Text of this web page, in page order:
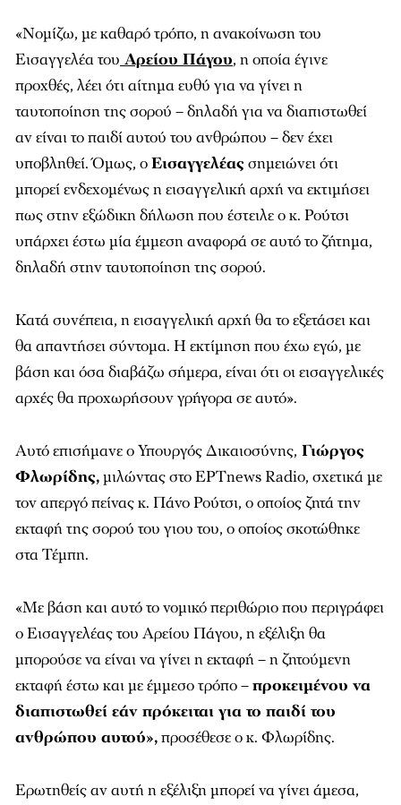
«Νομίζω, με καθαρό τρόπο, η ανακοίνωση του
Εισαγγελέα του Αρείου Πάγου, η οποία έγινε
προχθές, λέει ότι αίτημα ευθύ για να γίνει η
ταυτοποίηση της σορού – δηλαδή για να διαπιστωθεί
αν είναι το παιδί αυτού του ανθρώπου – δεν έχει
υποβληθεί. Όμως, οΕισαγγελέαςσημειώνει ότι
μπορεί ενδεχομένως η εισαγγελική αρχή να εκτιμήσει
πως στην εξώδικη δήλωση που έστειλε ο κ. Ρούτσι
υπάρχει έστω μία έμμεση αναφορά σε αυτό το ζήτημα,
δηλαδή στην ταυτοποίηση της σορού.
Κατά συνέπεια, η εισαγγελική αρχή θα το εξετάσει και
θα απαντήσει σύντομα. Η εκτίμηση που έχω εγώ, με
βάση και όσα διαβάζω σήμερα, είναι ότι οι εισαγγελικές
αρχές θα προχωρήσουν γρήγορα σε αυτό».
Αυτό επισήμανε ο Υπουργός Δικαιοσύνης, Γιώργος
Φλωρίδης,μιλώντας στο ΕΡΤnews Radio, σχετικά με
τον απεργό πείνας κ. Πάνο Ρούτσι, ο οποίος ζητά την
εκταφή της σορού του γιου του, ο οποίος σκοτώθηκε
στα Τέμπη.
«Με βάση και αυτό το νομικό περιθώριο που περιγράφει
ο Εισαγγελέας του Αρείου Πάγου, η εξέλιξη θα
μπορούσε να είναι να γίνει η εκταφή – η ζητούμενη
εκταφή έστω και με έμμεσο τρόπο –προκειμένου να
διαπιστωθεί εάν πρόκειται για το παιδί του
ανθρώπου αυτού»,προσέθεσε ο κ. Φλωρίδης.
Ερωτηθείς αν αυτή η εξέλιξη μπορεί να γίνει άμεσα,